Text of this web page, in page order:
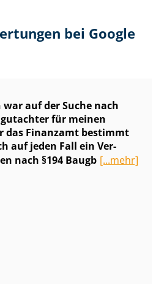
bei Google
war auf der Suche nach
für meinen
das Finanzamt bestimmt
auf jeden Fall ein Ver­
nach §194 Baugb [...mehr]